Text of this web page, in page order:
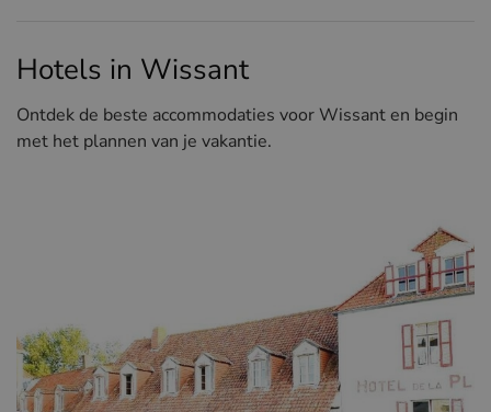
Hotels in Wissant
Ontdek de beste accommodaties voor Wissant en begin
met het plannen van je vakantie.